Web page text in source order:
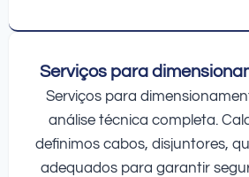
Serviços para
Serviços para
análise técnica completa.
definimos cabos, disjuntores,
adequados para garantir